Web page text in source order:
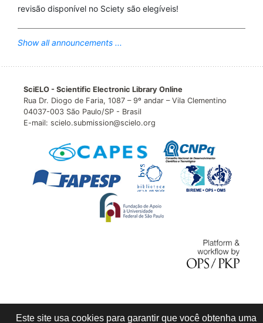
revisão disponível no Sciety são elegíveis!
Show all announcements ...
SciELO - Scientific Electronic Library Online
Rua Dr. Diogo de Faria, 1087 – 9º andar – Vila Clementino
04037-003 São Paulo/SP - Brasil
E-mail: scielo.submission@scielo.org
Este site usa cookies para garantir que você obtenha uma